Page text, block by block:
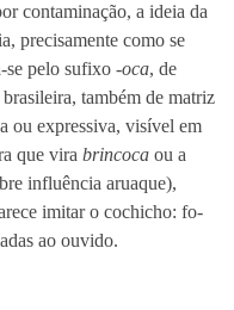
contaminação, a ideia da
precisamente como se
se pelo sufixo -oca, de
também de matriz
ou expressiva, visível em
que vira brincoca ou a
influência aruaque),
imitar o cochicho: fo-
ao ouvido.